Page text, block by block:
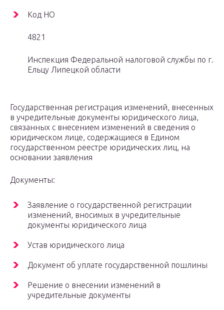
Код НО
4821
Инспекция Федеральной налоговой службы по г.
Ельцу Липецкой области
Государственная регистрация изменений, внесенных
в учредительные документы юридического лица,
связанных с внесением изменений в сведения о
юридическом лице, содержащиеся в Едином
государственном реестре юридических лиц, на
основании заявления
Документы:
Заявление о государственной регистрации
изменений, вносимых в учредительные
документы юридического лица
Устав юридического лица
Документ об уплате государственной пошлины
Решение о внесении изменений в
учредительные документы